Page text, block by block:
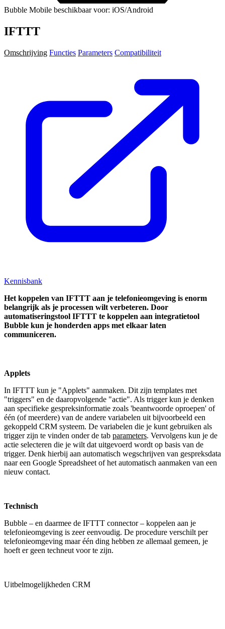
Bubble Mobile beschikbaar voor: iOS/Android
IFTTT
Omschrijving Functies Parameters Compatibiliteit
Kennisbank
Het koppelen van IFTTT aan je telefonieomgeving is enorm
belangrijk als je processen wilt verbeteren. Door
automatiseringstool IFTTT te koppelen aan integratietool
Bubble kun je honderden apps met elkaar laten
communiceren.
Applets
In IFTTT kun je "Applets" aanmaken. Dit zijn templates met
"triggers" en de daaropvolgende "actie". Als trigger kun je denken
aan specifieke gespreksinformatie zoals 'beantwoorde oproepen' of
één (of meerdere) van de andere variabelen uit bijvoorbeeld een
gekoppeld CRM systeem. De variabelen die je kunt gebruiken als
trigger zijn te vinden onder de tab parameters. Vervolgens kun je de
actie selecteren die je wilt dat uitgevoerd wordt op basis van de
trigger. Denk hierbij aan automatisch wegschrijven van gespreksdata
naar een Google Spreadsheet of het automatisch aanmaken van een
nieuw contact.
Technisch
Bubble – en daarmee de IFTTT connector – koppelen aan je
telefonieomgeving is zeer eenvoudig. De procedure verschilt per
telefonieomgeving maar één ding hebben ze allemaal gemeen, je
hoeft er geen techneut voor te zijn.
Uitbelmogelijkheden CRM